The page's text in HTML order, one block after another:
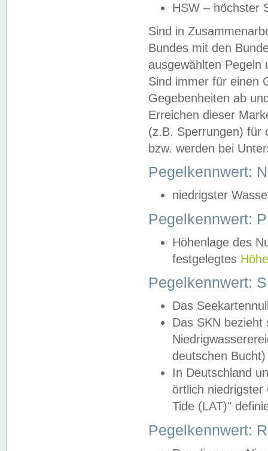
HSW – höchster
Sind in
Bundes mit den
ausgewählten
Sind immer für einen
Gegebenheiten ab
Erreichen dieser
(z.B. Sperrungen) für
bzw. werden bei
Pegelkennwert:
niedrigster
Pegelkennwert:
Höhenlage des
festgelegtes
Pegelkennwert:
Das
Das SKN
deutschen
In Deutschland
örtlich
Tide (LAT)"
Pegelkennwert: